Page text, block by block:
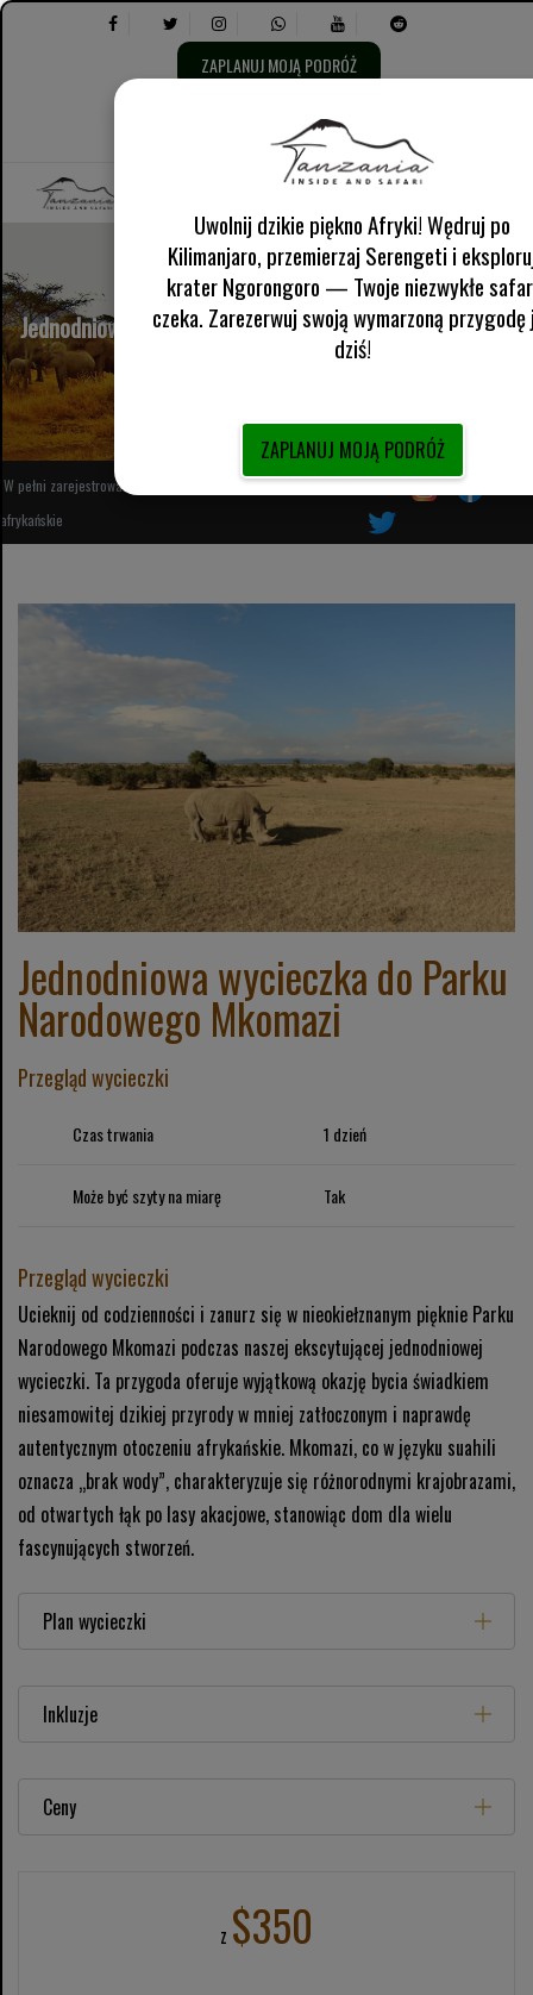
ZAPLANUJ MOJĄ PODRÓŻ
Informacje praktyczne
Jednodniowa wycieczka do Parku Narodowego Mkomazi
W pełni zarejestrowany lokalny organizator wycieczek
afrykańskie
Śledź nas
Jednodniowa wycieczka do Parku
Narodowego Mkomazi
Przegląd wycieczki
Czas trwania 1 dzień
Może być szyty na miarę Tak
Przegląd wycieczki
Ucieknij od codzienności i zanurz się w nieokiełznanym pięknie Parku
Narodowego Mkomazi podczas naszej ekscytującej jednodniowej
wycieczki. Ta przygoda oferuje wyjątkową okazję bycia świadkiem
niesamowitej dzikiej przyrody w mniej zatłoczonym i naprawdę
autentycznym otoczeniu afrykańskie. Mkomazi, co w języku suahili
oznacza „brak wody”, charakteryzuje się różnorodnymi krajobrazami,
od otwartych łąk po lasy akacjowe, stanowiąc dom dla wielu
fascynujących stworzeń.
Plan wycieczki
Inkluzje
Ceny
z $350
Uwolnij dzikie piękno Afryki! Wędruj po
Kilimanjaro, przemierzaj Serengeti i
krater Ngorongoro — Twoje niezwykłe
czeka. Zarezerwuj swoją wymarzoną przygodę
dziś!
ZAPLANUJ MOJĄ PODRÓŻ